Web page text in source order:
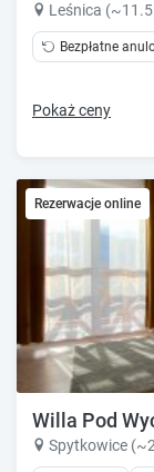
Leśnica
Bezpłatne
Pokaż ceny
Rezerwacje online
Willa Pod
Spytkowice